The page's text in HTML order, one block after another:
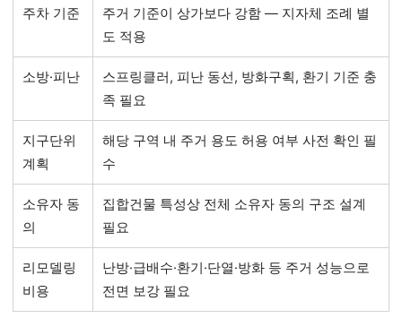
주차 기준
주거 기준이 상가보다 강함 — 지자체 조례 별
도 적용
소방·피난
스프링클러, 피난 동선, 방화구획, 환기 기준 충
족 필요
지구단위
계획
해당 구역 내 주거 용도 허용 여부 사전 확인 필
수
소유자 동
의
집합건물 특성상 전체 소유자 동의 구조 설계
필요
리모델링
비용
난방·급배수·환기·단열·방화 등 주거 성능으로
전면 보강 필요